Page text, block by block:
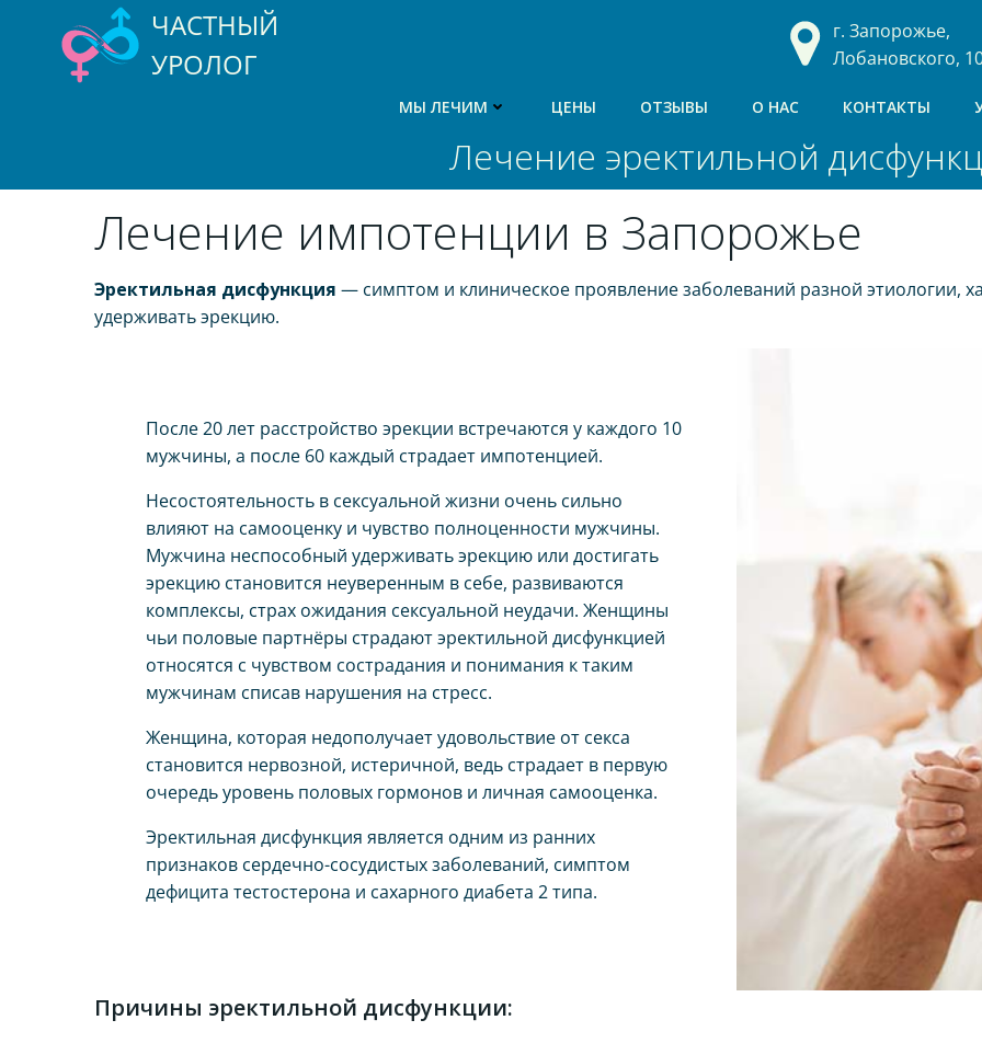
содержимому
ЧАСТНЫЙ
УРОЛОГ
г. Запорожье,
Лобановского,
МЫ ЛЕЧИМ ЦЕНЫ ОТЗЫВЫ О НАС КОНТАКТЫ
Лечение эректильной
Лечение импотенции в Запорожье
Эректильная дисфункция — симптом и клиническое проявление заболеваний разной этиологии,
удерживать эрекцию.
После 20 лет расстройство эрекции встречаются у каждого 10
мужчины, а после 60 каждый страдает импотенцией.
Несостоятельность в сексуальной жизни очень сильно
влияют на самооценку и чувство полноценности мужчины.
Мужчина неспособный удерживать эрекцию или достигать
эрекцию становится неуверенным в себе, развиваются
комплексы, страх ожидания сексуальной неудачи. Женщины
чьи половые партнёры страдают эректильной дисфункцией
относятся с чувством сострадания и понимания к таким
мужчинам списав нарушения на стресс.
Женщина, которая недополучает удовольствие от секса
становится нервозной, истеричной, ведь страдает в первую
очередь уровень половых гормонов и личная самооценка.
Эректильная дисфункция является одним из ранних
признаков сердечно-сосудистых заболеваний, симптом
дефицита тестостерона и сахарного диабета 2 типа.
Причины эректильной дисфункции: